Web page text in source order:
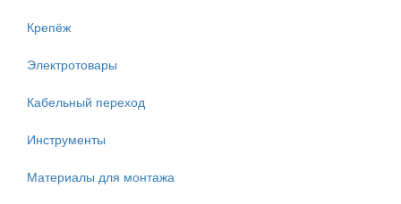
Крепёж
Электротовары
Кабельный переход
Инструменты
Материалы для монтажа